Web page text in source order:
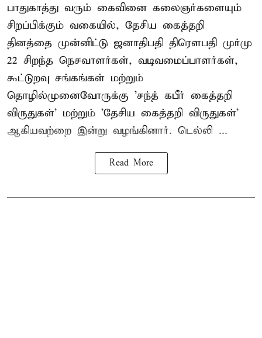
பாதுகாத்து வரும் கைவினை கலைஞர்களையும்
சிறப்பிக்கும் வகையில், தேசிய கைத்தறி
தினத்தை முன்னிட்டு ஜனாதிபதி திரௌபதி முர்மு
22 சிறந்த நெசவாளர்கள், வடிவமைப்பாளர்கள்,
கூட்டுறவு சங்கங்கள் மற்றும்
தொழில்முனைவோருக்கு 'சந்த் கபீர் கைத்தறி
விருதுகள்' மற்றும் 'தேசிய கைத்தறி விருதுகள்'
ஆகியவற்றை இன்று வழங்கினார். டெல்லி ...
Read More